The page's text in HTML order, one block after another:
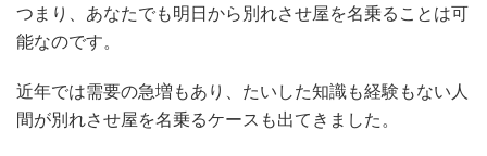
つまり、あなたでも明日から別れさせ屋を名乗ることは可
能なのです。
近年では需要の急増もあり、たいした知識も経験もない人
間が別れさせ屋を名乗るケースも出てきました。